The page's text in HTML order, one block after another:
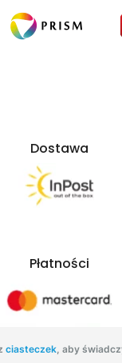
ciasteczek, aby
Dostawa
Płatności